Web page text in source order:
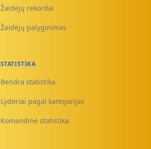
Žaidėjų rekordai
Žaidėjų palyginimas
STATISTIKA
Bendra statistika
Lyderiai pagal kategorijas
Komandinė statistika